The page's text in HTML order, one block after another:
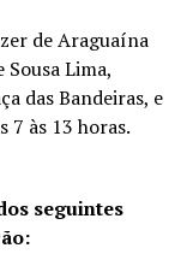
de Araguaína
Sousa Lima,
das Bandeiras, e
7 às 13 horas.
seguintes